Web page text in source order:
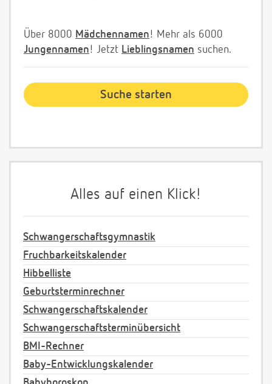
Über 8000 Mädchennamen! Mehr als 6000
Jungennamen! Jetzt Lieblingsnamen suchen.
Alles auf einen Klick!
Schwangerschaftsgymnastik
Fruchbarkeitskalender
Hibbelliste
Geburtsterminrechner
Schwangerschaftskalender
Schwangerschaftsterminübersicht
BMI-Rechner
Baby-Entwicklungskalender